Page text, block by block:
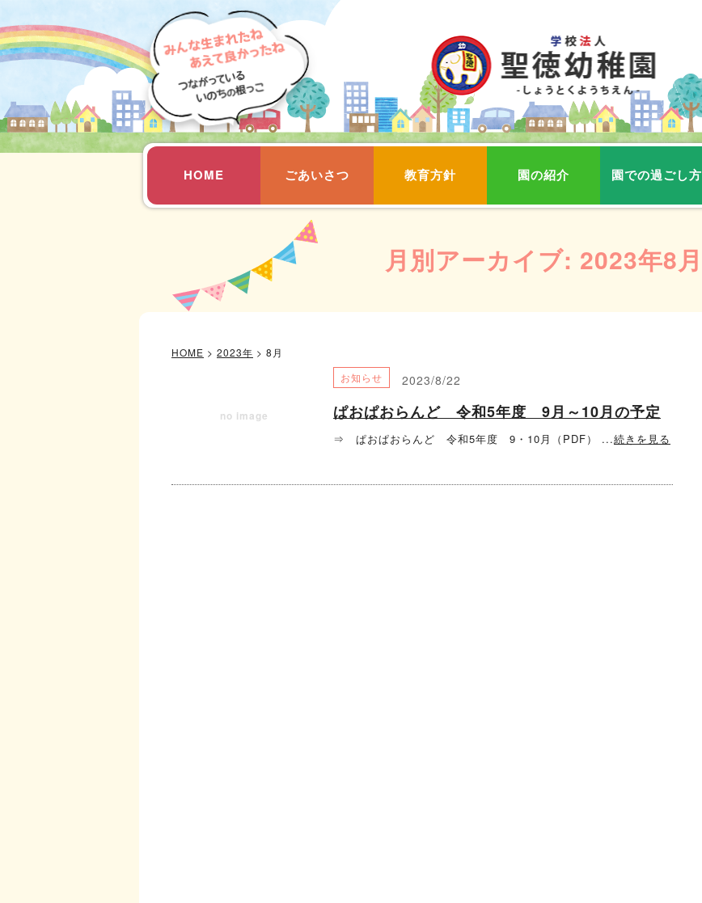
HOME ごあいさつ 教育方針 園の紹介 園での過ごし方
月別アーカイブ: 2023年8月
HOME > 2023年 > 8月
no image
お知らせ 2023/8/22
ぱおぱおらんど 令和5年度 9月～10月の予定
⇒ ぱおぱおらんど 令和5年度 9・10月（PDF） ...続きを見る